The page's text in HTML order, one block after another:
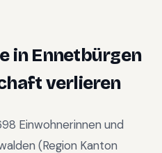
inEnnetbürgen
verlieren
Einwohnerinnen und
(Region Kanton